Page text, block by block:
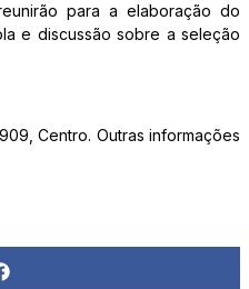
para a elaboração do
e discussão sobre a seleção
Centro. Outras informações